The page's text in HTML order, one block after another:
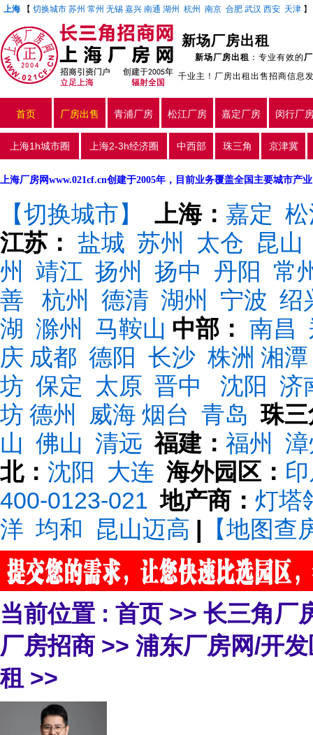
上海 【 切换城市 苏州 常州 无锡 嘉兴 南通 湖州 杭州 南京 合肥 武汉 西安 天津 】
新场厂房出租
新场厂房出租 ：专业有效的
千业主！厂房出租出售招商信息
首页 厂房出售 青浦厂房 松江厂房 嘉定厂房 闵行厂
上海1h城市圈 上海2-3h经济圈 中西部 珠三角 京津冀
上海厂房网www.021cf.cn创建于2005年，目前业务覆盖全国主要城市产
【切换城市】 上海： 嘉定
江苏： 盐城 苏州 太仓 昆山
州
靖江 扬州 扬中 丹阳
常
善
杭州 德清 湖州 宁波 绍
湖 滁州 马鞍山 中部： 南昌
庆 成都 德阳 长沙 株洲 湘潭
坊 保定 太原 晋中 沈阳
济
坊 德州 威海 烟台 青岛 珠
山 佛山 清远 福建： 福州
北： 沈阳 大连 海外园区：
400-0123-021 地产商： 灯塔
洋 均和 昆山迈高 | 【地图查
当前位置 : 首页 >> 长三角厂
厂房招商 >> 浦东厂房网/开
租 >>